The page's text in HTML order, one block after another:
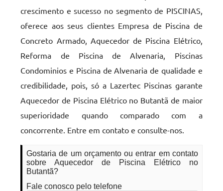
crescimento e sucesso no segmento de PISCINAS,
oferece aos seus clientes Empresa de Piscina de
Concreto Armado, Aquecedor de Piscina Elétrico,
Reforma de Piscina de Alvenaria, Piscinas
Condominios e Piscina de Alvenaria de qualidade e
credibilidade, pois, só a Lazertec Piscinas garante
Aquecedor de Piscina Elétrico no Butantã de maior
superioridade quando comparado com a
concorrente. Entre em contato e consulte-nos.
Gostaria de um orçamento ou entrar em contato
sobre Aquecedor de Piscina Elétrico no
Butantã?
Fale conosco pelo telefone